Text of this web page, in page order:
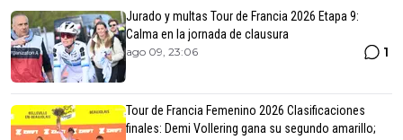
Jurado y multas Tour de Francia 2026 Etapa 9:
Calma en la jornada de clausura
ago 09, 23:06 1
Tour de Francia Femenino 2026 Clasificaciones
finales: Demi Vollering gana su segundo amarillo;